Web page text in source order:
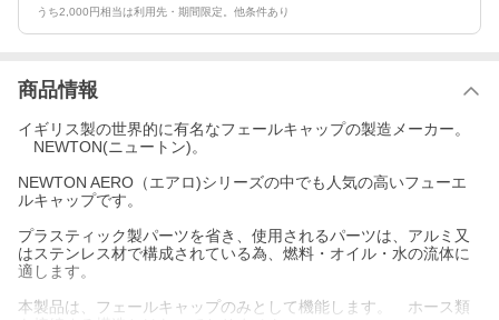
うち2,000円相当は利用先・期間限定。他条件あり
商品情報
イギリス製の世界的に有名なフェールキャップの製造メーカー。
NEWTON(ニュートン)。
NEWTON AERO（エアロ)シリーズの中でも人気の高いフューエ
ルキャップです。
プラスティック製パーツを省き、使用されるパーツは、アルミ又
はステンレス材で構成されている為、燃料・オイル・水の流体に
適します。
本製品は、フェールキャップのみとして機能します。 ホース類